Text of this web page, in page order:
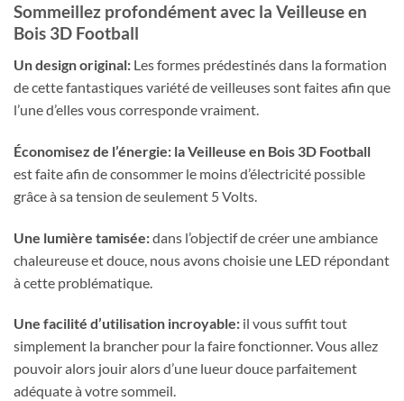
Sommeillez profondément avec la Veilleuse en
Bois 3D Football
Un design original: Les formes prédestinés dans la formation
de cette fantastiques variété de veilleuses sont faites afin que
l’une d’elles vous corresponde vraiment.
Économisez de l’énergie: la Veilleuse en Bois 3D Football
est faite afin de consommer le moins d’électricité possible
grâce à sa tension de seulement 5 Volts.
Une lumière tamisée:dans l’objectif de créer une ambiance
chaleureuse et douce, nous avons choisie une LED répondant
à cette problématique.
Une facilité d’utilisation incroyable: il vous suffit tout
simplement la brancher pour la faire fonctionner. Vous allez
pouvoir alors jouir alors d’une lueur douce parfaitement
adéquate à votre sommeil.